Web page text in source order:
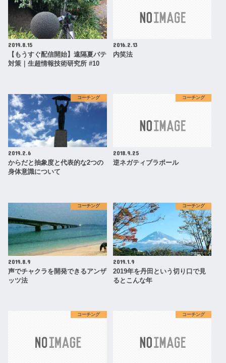
2019.8.15
【もうすぐ配信開始】遠隔夏バテ
対策｜生超情報技術研究所 #10
2016.2.13
内笑法
コーチング
2019.2.6
からだと抽象度と代表的な2つの
身体意識について
コーチング
2018.9.25
逆ネガティブラポール
コーチング
2019.8.9
声でチャクラを開発できるアンザ
ッツ法
コーチング
2019.1.9
2019年を丹田という切り口で見
るとこんな年
コーチング コーチング